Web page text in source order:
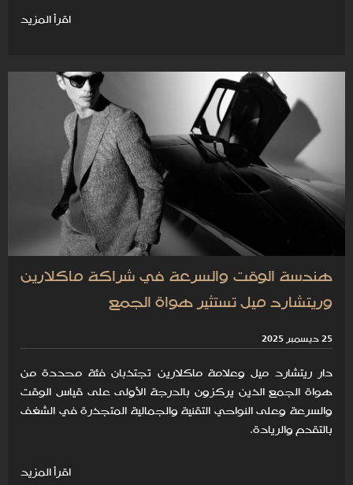
اقرأ المزيد
هندسة الوقت والسرعة في شراكة ماكلارين
وريتشارد ميل تستثير هواة الجمع
25 ديسمبر 2025
دار ريتشارد ميل وعلامة ماكلارين تجتذبان فئة محددة من
هواة الجمع الذين يركزون بالدرجة الأولى على قياس الوقت
والسرعة وعلى النواحي التقنية والجمالية المتجذرة في الشغف
بالتقدم والريادة.
اقرأ المزيد